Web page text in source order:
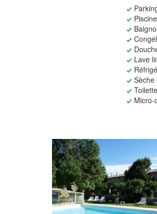
Lave
Sèche
Micro-